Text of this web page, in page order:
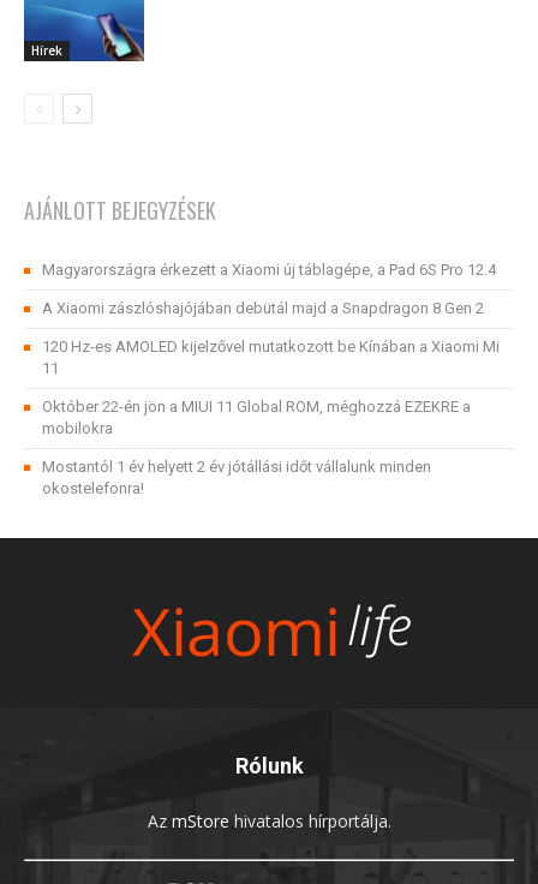
Hírek
AJÁNLOTT BEJEGYZÉSEK
Magyarországra érkezett a Xiaomi új táblagépe, a Pad 6S Pro 12.4
A Xiaomi zászlóshajójában debütál majd a Snapdragon 8 Gen 2
120 Hz-es AMOLED kijelzővel mutatkozott be Kínában a Xiaomi Mi
11
Október 22-én jön a MIUI 11 Global ROM, méghozzá EZEKRE a
mobilokra
Mostantól 1 év helyett 2 év jótállási időt vállalunk minden
okostelefonra!
Rólunk
Az mStore hivatalos hírportálja.